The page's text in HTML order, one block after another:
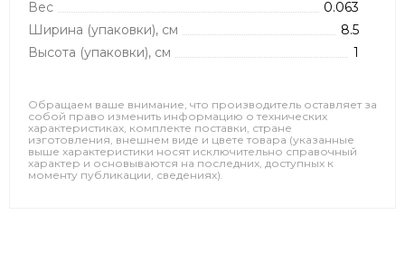
Вес
0.063
Ширина (упаковки), см
8.5
Высота (упаковки), см
1
Обращаем ваше внимание, что производитель оставляет за
собой право изменить информацию о технических
характеристиках, комплекте поставки, стране
изготовления, внешнем виде и цвете товара (указанные
выше характеристики носят исключительно справочный
характер и основываются на последних, доступных к
моменту публикации, сведениях).